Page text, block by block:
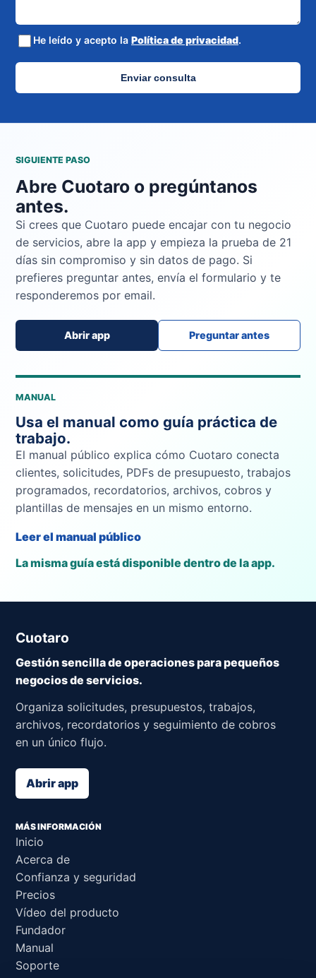
He leído y acepto la Política de privacidad.
Enviar consulta
SIGUIENTE PASO
Abre Cuotaro o pregúntanos
antes.
Si crees que Cuotaro puede encajar con tu negocio
de servicios, abre la app y empieza la prueba de 21
días sin compromiso y sin datos de pago. Si
prefieres preguntar antes, envía el formulario y te
responderemos por email.
Abrir app Preguntar antes
MANUAL
Usa el manual como guía práctica de
trabajo.
El manual público explica cómo Cuotaro conecta
clientes, solicitudes, PDFs de presupuesto, trabajos
programados, recordatorios, archivos, cobros y
plantillas de mensajes en un mismo entorno.
Leer el manual público
La misma guía está disponible dentro de la app.
Cuotaro
Gestión sencilla de operaciones para pequeños
negocios de servicios.
Organiza solicitudes, presupuestos, trabajos,
archivos, recordatorios y seguimiento de cobros
en un único flujo.
Abrir app
MÁS INFORMACIÓN
Inicio
Acerca de
Confianza y seguridad
Precios
Vídeo del producto
Fundador
Manual
Soporte